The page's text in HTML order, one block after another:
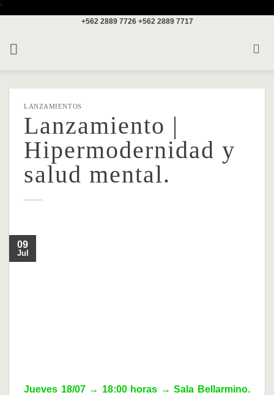
'
+562 2889 7726 +562 2889 7717
LANZAMIENTOS
Lanzamiento |
Hipermodernidad y
salud mental.
09
Jul
Jueves 18/07 → 18:00horas → Sala Bellarmino.